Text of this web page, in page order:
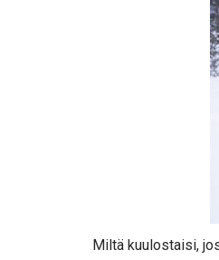
Miltä kuulostaisi,